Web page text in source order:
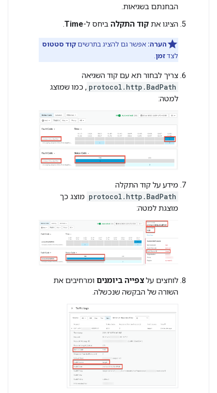
הבחנתם בשגיאות.
הציגו את קוד התקלה ביחס ל-Time
.
הערה: אפשר גם להציג בתרשים קוד סטטוס
לצדזמן
צריך לבחור תא עם קוד השגיאה
protocol.http.BadPath , כמו שמוצג
למטה:
מידע על קוד התקלה
protocol.http.BadPath מוצג כך
מוצגת למטה:
לוחצים עלצפייה ביומנים ומרחיבים את
השורה של הבקשה שנכשלה.